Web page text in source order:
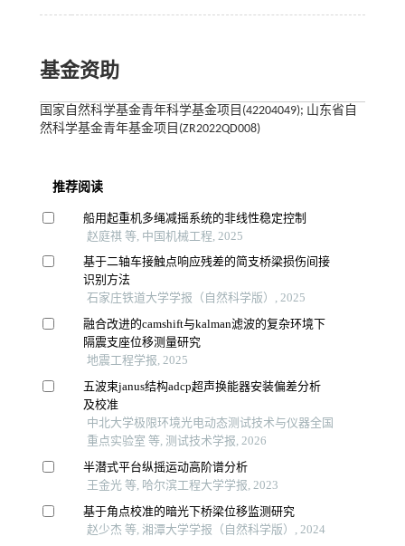
基金资助
国家自然科学基金青年科学基金项目(42204049); 山东省自
然科学基金青年基金项目(ZR2022QD008)